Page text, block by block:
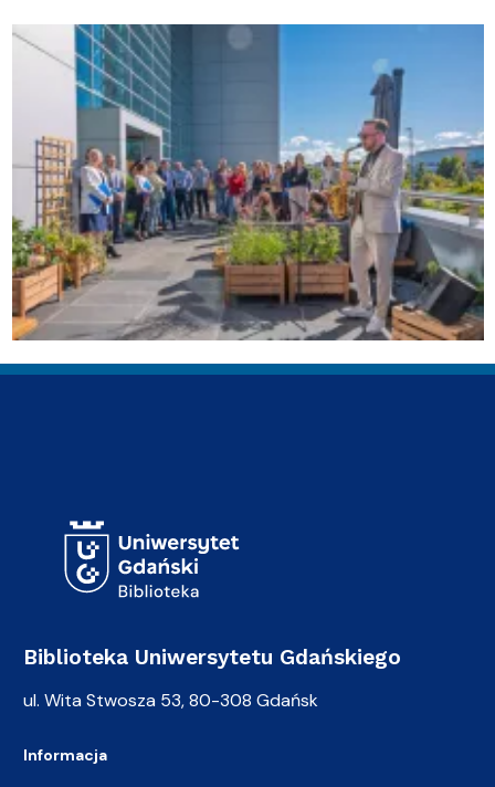
Biblioteka Uniwersytetu Gdańskiego
ul. Wita Stwosza 53, 80-308 Gdańsk
Informacja